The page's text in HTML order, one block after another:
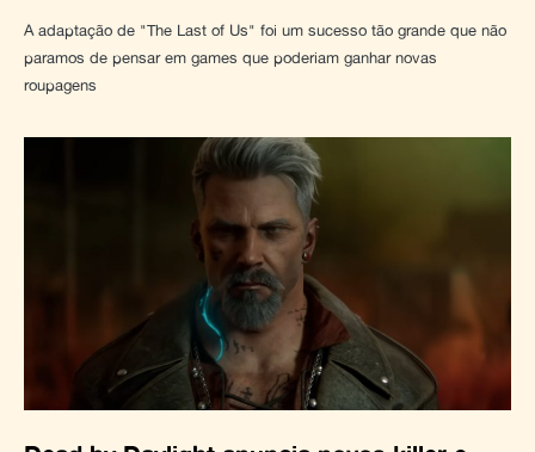
A adaptação de "The Last of Us" foi um sucesso tão grande que não
paramos de pensar em games que poderiam ganhar novas
roupagens